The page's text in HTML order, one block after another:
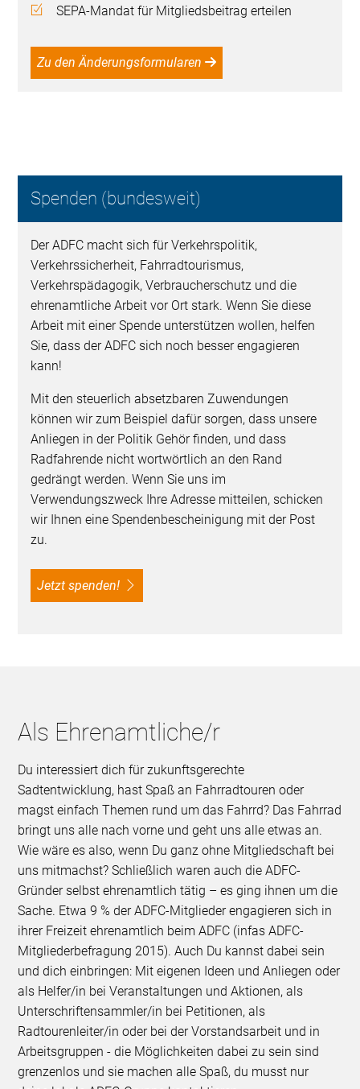
SEPA-Mandat für Mitgliedsbeitrag erteilen
Zu den Änderungsformularen
Spenden (bundesweit)
Der ADFC macht sich für Verkehrspolitik,
Verkehrssicherheit, Fahrradtourismus,
Verkehrspädagogik, Verbraucherschutz und die
ehrenamtliche Arbeit vor Ort stark. Wenn Sie diese
Arbeit mit einer Spende unterstützen wollen, helfen
Sie, dass der ADFC sich noch besser engagieren
kann!
Mit den steuerlich absetzbaren Zuwendungen
können wir zum Beispiel dafür sorgen, dass unsere
Anliegen in der Politik Gehör finden, und dass
Radfahrende nicht wortwörtlich an den Rand
gedrängt werden. Wenn Sie uns im
Verwendungszweck Ihre Adresse mitteilen, schicken
wir Ihnen eine Spendenbescheinigung mit der Post
zu.
Jetzt spenden!
Als Ehrenamtliche/r
Du interessiert dich für zukunftsgerechte
Sadtentwicklung, hast Spaß an Fahrradtouren oder
magst einfach Themen rund um das Fahrrd? Das Fahrrad
bringt uns alle nach vorne und geht uns alle etwas an.
Wie wäre es also, wenn Du ganz ohne Mitgliedschaft bei
uns mitmachst? Schließlich waren auch die ADFC-
Gründer selbst ehrenamtlich tätig – es ging ihnen um die
Sache. Etwa 9 % der ADFC-Mitglieder engagieren sich in
ihrer Freizeit ehrenamtlich beim ADFC (infas ADFC-
Mitgliederbefragung 2015). Auch Du kannst dabei sein
und dich einbringen: Mit eigenen Ideen und Anliegen oder
als Helfer/in bei Veranstaltungen und Aktionen, als
Unterschriftensammler/in bei Petitionen, als
Radtourenleiter/in oder bei der Vorstandsarbeit und in
Arbeitsgruppen - die Möglichkeiten dabei zu sein sind
grenzenlos und sie machen alle Spaß, du musst nur